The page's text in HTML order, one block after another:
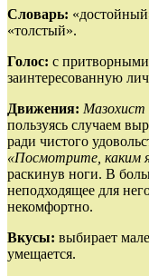
Словарь:
«толстый».
Голос: с
заинтересованную
Движения: Мазохист
пользуясь случаем
ради чистого
«Посмотрите, каким
раскинув ноги. В
неподходящее для
некомфортно.
Вкусы: выбирает
умещается.